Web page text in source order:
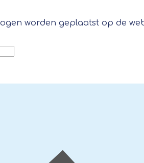
worden geplaatst op de